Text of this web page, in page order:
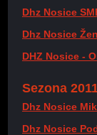
Dhz Nosice
Dhz Nosice
DHZ Nosice -
Sezona
Dhz Nosice
Dhz Nosice